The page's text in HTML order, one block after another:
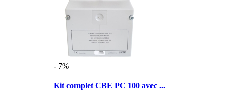
- 7%
Kit complet CBE PC 100 avec ...